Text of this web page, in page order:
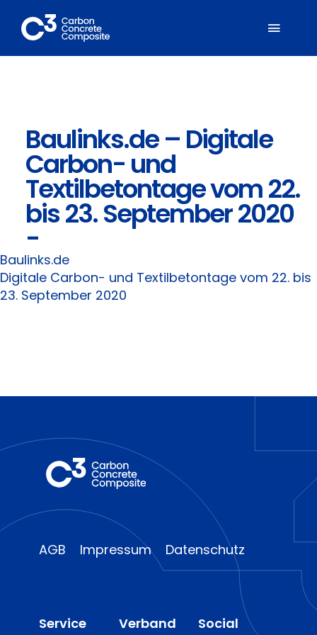
Inhalt
springen
Mitglieder
Fachbereiche
Carbonbeton
Suche
nach:
Baulinks.de – Digitale
Carbon- und
Textilbetontage vom 22.
bis 23. September 2020
-
Baulinks.de
Digitale Carbon- und Textilbetontage vom 22. bis
23. September 2020
AGB Impressum Datenschutz
Service Verband Social